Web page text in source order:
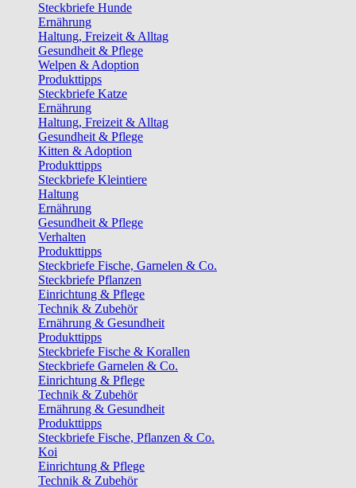
Steckbriefe Hunde
Ernährung
Haltung, Freizeit & Alltag
Gesundheit & Pflege
Welpen & Adoption
Produkttipps
Steckbriefe Katze
Ernährung
Haltung, Freizeit & Alltag
Gesundheit & Pflege
Kitten & Adoption
Produkttipps
Steckbriefe Kleintiere
Haltung
Ernährung
Gesundheit & Pflege
Verhalten
Produkttipps
Steckbriefe Fische, Garnelen & Co.
Steckbriefe Pflanzen
Einrichtung & Pflege
Technik & Zubehör
Ernährung & Gesundheit
Produkttipps
Steckbriefe Fische & Korallen
Steckbriefe Garnelen & Co.
Einrichtung & Pflege
Technik & Zubehör
Ernährung & Gesundheit
Produkttipps
Steckbriefe Fische, Pflanzen & Co.
Koi
Einrichtung & Pflege
Technik & Zubehör